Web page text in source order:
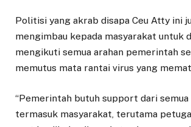
Politisi yang akrab disapa Ceu Atty ini
mengimbau kepada masyarakat untuk
mengikuti semua arahan pemerintah
memutus mata rantai virus yang
“Pemerintah butuh support dari semua
termasuk masyarakat, terutama